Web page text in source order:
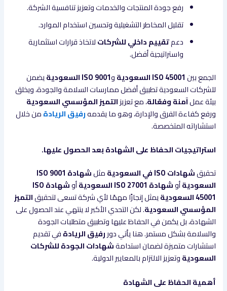
رفع جودة المنتجات والخدمات وتعزيز تنافسية الشركة.
تقليل المخاطر التشغيلية وتحسين استخدام الموارد.
دعمتقييم داخلي للشركاتلاتخاذ قرارات استثمارية
واستراتيجية أفضل.
الجمع بينISO 45001 السعودية وISO 9001 السعودية
يضمن
للشركات السعودية تطبيق أفضل ممارسات السلامة والجودة، ويخلق
بيئة عملآمنة وفعّالة، مع تعزيزالتميز المؤسسي السعودية
ورفع كفاءة الفرق والإدارة، وهو ما يقدمهرفيق الريادةمن خلال
استشاراته المتخصصة.
استراتيجيات الحفاظ على الشهادة بعد الحصول عليها.
تحقيقشهادات ISO في السعودية مثل
شهادة ISO 9001
السعوديةأوشهادة ISO 27001 السعودية أو
شهادة ISO
45001 السعودية
يمثل إنجازًا مهمًا لأي شركة تسعى لتحقيقالتميز
المؤسسي السعودية. لكن التحدي الأكبر لا ينتهي عند الحصول على
الشهادة، بل يكمن في الحفاظ عليها وتطبيق متطلبات الجودة
والسلامة بشكل مستمر. هنا يأتي دوررفيق الريادةفي تقديم
استشارات متميزة لضمان استدامةشهادات الجودة للشركات
السعوديةوتعزيز الالتزام بالمعايير الدولية.
أهمية الحفاظ على الشهادة